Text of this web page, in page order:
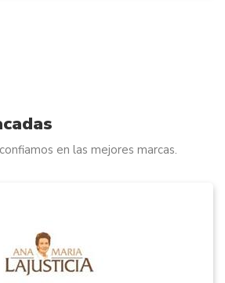
en las mejores marcas.